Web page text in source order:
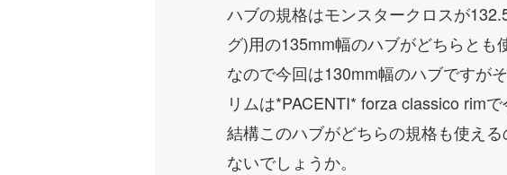
ハブの規格はモンスタークロスが
グ)用の135mm幅のハブがどちらとも
なので今回は130mm幅のハブですが
リムは*PACENTI* forza classico rim
結構このハブがどちらの規格も使え
ないでしょうか。